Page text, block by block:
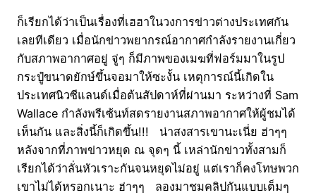
ก็เรียกได้ว่าเป็นเรื่องที่เฮฮาในวงการข่าวต่างประเทศกัน
เลยทีเดียว เมื่อนักข่าวพยากรณ์อากาศกำลังรายงานเกี่ยว
กับสภาพอากาศอยู่ จู่ๆ ก็มีภาพของเมฆที่ฟอร์มมาในรูป
กระปู๋ขนาดยักษ์ขึ้นจอมาให้ซะงั้น เหตุการณ์นี้เกิดใน
ประเทศนิวซีแลนด์เมื่อต้นสัปดาห์ที่ผ่านมา ระหว่างที่ Sam
Wallace กำลังพรีเซ้นท์สดรายงานสภาพอากาศให้ผู้ชมได้
เห็นกัน และสิ่งนี้ก็เกิดขึ้น!!! น่าสงสารเขานะเนี่ย ฮ่าๆๆ
หลังจากที่ภาพข่าวหยุด ณ จุดๆ นี้ เหล่านักข่าวทั้งสามก็
เรียกได้ว่าลั่นหัวเราะกันจนหยุดไม่อยู่ แต่เราก็คงโทษพวก
เขาไม่ได้หรอกเนาะ ฮ่าๆๆ ลองมาชมคลิปกันแบบเต็มๆ